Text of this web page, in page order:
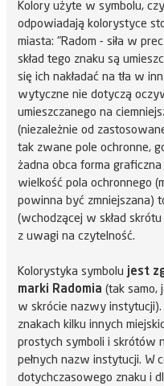
Kolory użyte w symbolu,
odpowiadają kolorystyce
miasta: "Radom - siła w
skład tego znaku są
się ich nakładać na tła w
wytyczne nie dotyczą
umieszczanego na
(niezależnie od
tak zwane pole ochronne,
żadna obca forma
wielkość pola ochronnego
powinna być zmniejszana)
(wchodzącej w skład
z uwagi na czytelność.
Kolorystyka symbolu
jest
marki Radomia (tak samo,
w skrócie nazwy
znakach kilku innych
prostych symboli i skrótów
pełnych nazw instytucji. W
dotychczasowego znaku i